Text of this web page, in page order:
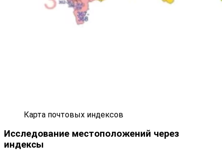
Карта почтовых индексов
Исследование местоположений через
индексы